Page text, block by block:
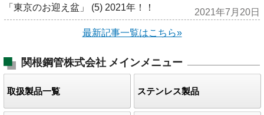
「東京のお迎え盆」 (5) 2021年！！
2021年7月20日
最新記事一覧はこちら»
関根鋼管株式会社 メインメニュー
取扱製品一覧 ステンレス製品